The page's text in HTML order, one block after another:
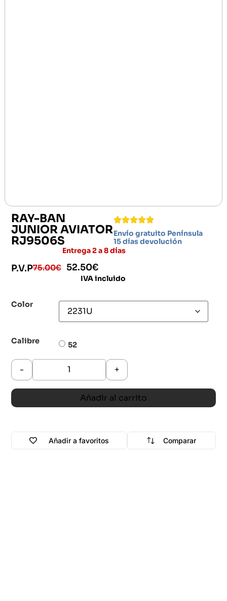
RAY-BAN
JUNIOR AVIATOR
RJ9506S
Envío gratuito Península
15 días devolución
Entrega 2 a 8 días
P.V.P75.00€ 52.50€
IVA incluido
Color
Calibre 52
- +
Añadir al carrito
Añadir a favoritos Comparar